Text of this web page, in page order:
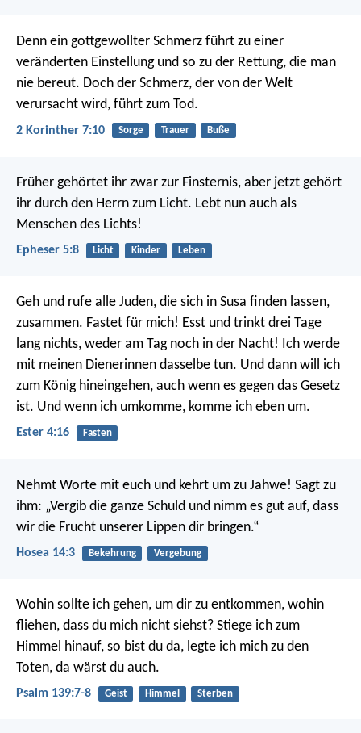
Denn ein gottgewollter Schmerz führt zu einer
veränderten Einstellung und so zu der Rettung, die man
nie bereut. Doch der Schmerz, der von der Welt
verursacht wird, führt zum Tod.
2 Korinther 7:10 Sorge Trauer Buße
Früher gehörtet ihr zwar zur Finsternis, aber jetzt gehört
ihr durch den Herrn zum Licht. Lebt nun auch als
Menschen des Lichts!
Epheser 5:8 Licht Kinder Leben
Geh und rufe alle Juden, die sich in Susa finden lassen,
zusammen. Fastet für mich! Esst und trinkt drei Tage
lang nichts, weder am Tag noch in der Nacht! Ich werde
mit meinen Dienerinnen dasselbe tun. Und dann will ich
zum König hineingehen, auch wenn es gegen das Gesetz
ist. Und wenn ich umkomme, komme ich eben um.
Ester 4:16 Fasten
Nehmt Worte mit euch und kehrt um zu Jahwe! Sagt zu
ihm: „Vergib die ganze Schuld und nimm es gut auf, dass
wir die Frucht unserer Lippen dir bringen.“
Hosea 14:3 Bekehrung Vergebung
Wohin sollte ich gehen, um dir zu entkommen, wohin
fliehen, dass du mich nicht siehst? Stiege ich zum
Himmel hinauf, so bist du da, legte ich mich zu den
Toten, da wärst du auch.
Psalm 139:7-8 Geist Himmel Sterben